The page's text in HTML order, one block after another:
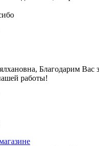
Благодарим Вас
работы!